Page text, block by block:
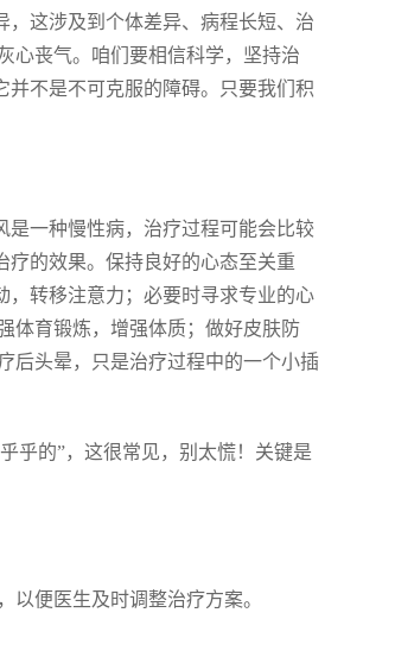
这涉及到个体差异、病程长短、治
心丧气。咱们要相信科学，坚持治
不是不可克服的障碍。只要我们积
是一种慢性病，治疗过程可能会比较
疗的效果。保持良好的心态至关重
，转移注意力；必要时寻求专业的心
体育锻炼，增强体质；做好皮肤防
后头晕，只是治疗过程中的一个小插
乎的”，这很常见，别太慌！关键是
以便医生及时调整治疗方案。